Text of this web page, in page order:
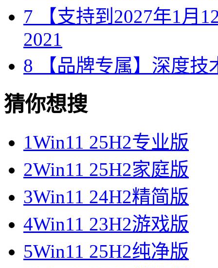
7 【支持到2027年1月
2021
8 【品牌专属】深度技
猜你想搜
1Win11 25H2专业版
2Win11 25H2家庭版
3Win11 24H2精简版
4Win11 23H2游戏版
5Win11 25H2纯净版